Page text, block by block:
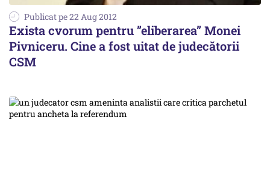
Publicat pe 22 Aug 2012
Exista cvorum pentru ”eliberarea” Monei
Pivniceru. Cine a fost uitat de judecătorii
CSM